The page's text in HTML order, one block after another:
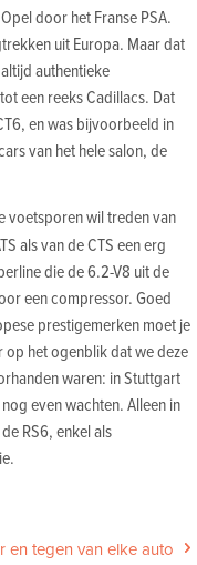
door het Franse PSA.
uit Europa. Maar dat
authentieke
een reeks Cadillacs. Dat
en was bijvoorbeeld in
van het hele salon, de
voetsporen wil treden van
als van de CTS een erg
die de 6.2-V8 uit de
een compressor. Goed
prestigemerken moet je
op het ogenblik dat we deze
waren: in Stuttgart
even wachten. Alleen in
RS6, enkel als
en tegen van elke auto